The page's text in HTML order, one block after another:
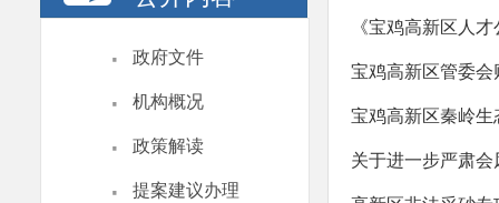
· 政府文件
· 机构概况
· 政策解读
· 提案建议办理
《宝鸡高新区人
宝鸡高新区管委会
宝鸡高新区秦岭
关于进一步严肃